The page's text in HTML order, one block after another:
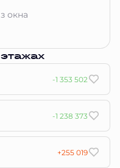
окна
-1 353 502
-1 238 373
+255 019